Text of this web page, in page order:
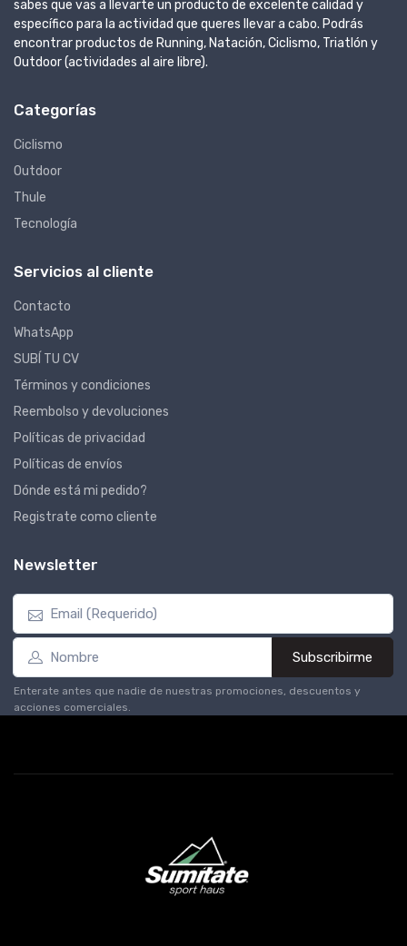
sabes que vas a llevarte un producto de excelente calidad y
específico para la actividad que queres llevar a cabo. Podrás
encontrar productos de Running, Natación, Ciclismo, Triatlón y
Outdoor (actividades al aire libre).
Categorías
Ciclismo
Outdoor
Thule
Tecnología
Servicios al cliente
Contacto
WhatsApp
SUBÍ TU CV
Términos y condiciones
Reembolso y devoluciones
Políticas de privacidad
Políticas de envíos
Dónde está mi pedido?
Registrate como cliente
Newsletter
Subscribirme
Enterate antes que nadie de nuestras promociones, descuentos y
acciones comerciales.